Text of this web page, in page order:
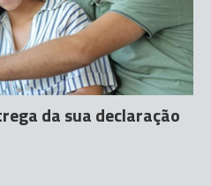
da sua declaração